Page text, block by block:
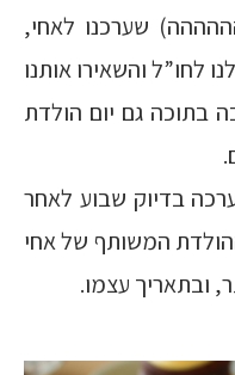
שערכנו לאחי,
לחו”ל והשאירו אותנו
בתוכה גם יום הולדת
בדיוק שבוע לאחר
המשותף של אחי
ובתאריך עצמו.